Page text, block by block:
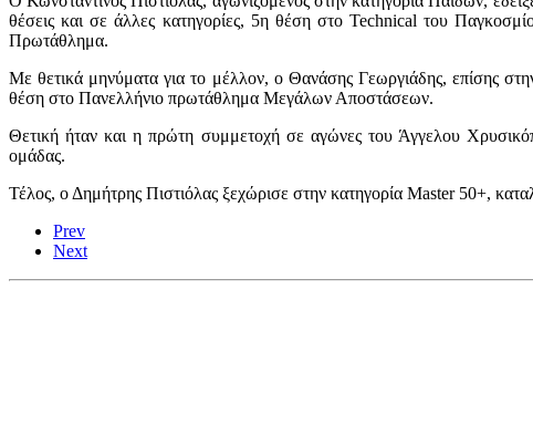
θέσεις και σε άλλες κατηγορίες, 5η θέση στοTechnical του
Πρωτάθλημα.
Με θετικά μηνύματα για το μέλλον, ο Θανάσης Γεωργιάδης, επίσης
θέση στο Πανελλήνιο πρωτάθλημα Μεγάλων Αποστάσεων.
Θετική ήταν και η πρώτη συμμετοχή σε αγώνες του Άγγελου
ομάδας.
Τέλος, ο Δημήτρης Πιστιόλας ξεχώρισε στην κατηγορία Master50+,
Prev
Next